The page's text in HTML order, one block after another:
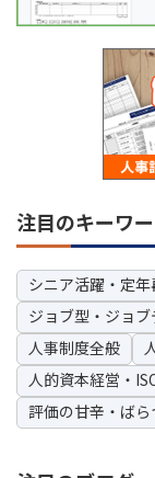
注目のキーワ
シニア活躍・定年
ジョブ型・ジョ
人事制度全般
人的資本経営・
評価の甘辛・ば